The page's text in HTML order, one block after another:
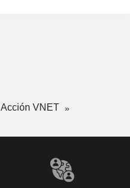
Acción VNET